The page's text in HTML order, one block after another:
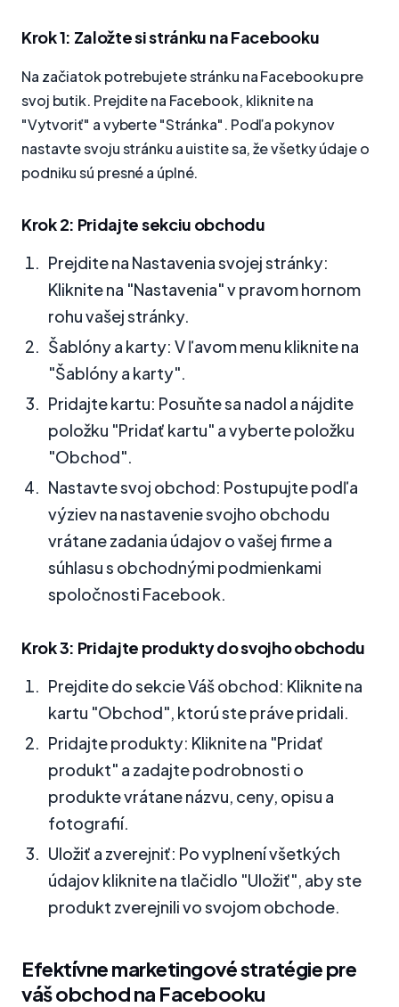
Krok 1: Založte si stránku na Facebooku
Na začiatok potrebujete stránku na Facebooku pre
svoj butik. Prejdite na Facebook, kliknite na
"Vytvoriť" a vyberte "Stránka". Podľa pokynov
nastavte svoju stránku a uistite sa, že všetky údaje o
podniku sú presné a úplné.
Krok 2: Pridajte sekciu obchodu
Prejdite na Nastavenia svojej stránky:
Kliknite na "Nastavenia" v pravom hornom
rohu vašej stránky.
Šablóny a karty: V ľavom menu kliknite na
"Šablóny a karty".
Pridajte kartu: Posuňte sa nadol a nájdite
položku "Pridať kartu" a vyberte položku
"Obchod".
Nastavte svoj obchod: Postupujte podľa
výziev na nastavenie svojho obchodu
vrátane zadania údajov o vašej firme a
súhlasu s obchodnými podmienkami
spoločnosti Facebook.
Krok 3: Pridajte produkty do svojho obchodu
Prejdite do sekcie Váš obchod: Kliknite na
kartu "Obchod", ktorú ste práve pridali.
Pridajte produkty: Kliknite na "Pridať
produkt" a zadajte podrobnosti o
produkte vrátane názvu, ceny, opisu a
fotografií.
Uložiť a zverejniť: Po vyplnení všetkých
údajov kliknite na tlačidlo "Uložiť", aby ste
produkt zverejnili vo svojom obchode.
Efektívne marketingové stratégie pre
váš obchod na Facebooku